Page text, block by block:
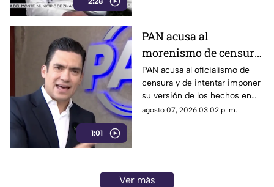
1:01
PAN acusa al
morenismo de censura
y de imponer narrativa
en el debate público
PAN acusa al oficialismo de
censura y de intentar imponer
su versión de los hechos en
medio del debate político
agosto 07, 2026 03:02 p. m.
Ver más